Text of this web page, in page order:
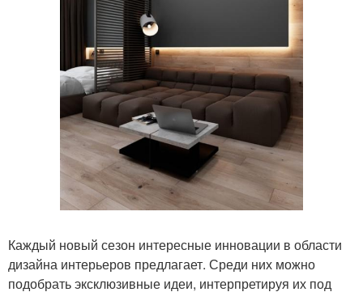
Каждый новый сезон интересные инновации в области
дизайна интерьеров предлагает. Среди них можно
подобрать эксклюзивные идеи, интерпретируя их под